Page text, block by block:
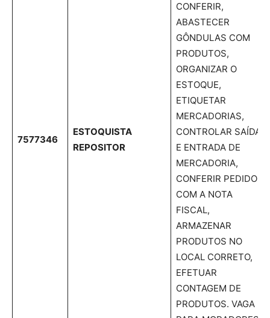
7577346
ESTOQUISTA
REPOSITOR
CONFERIR,
ABASTECER
GÔNDULAS COM
PRODUTOS,
ORGANIZAR O
ESTOQUE,
ETIQUETAR
MERCADORIAS,
CONTROLAR SAÍDA
E ENTRADA DE
MERCADORIA,
CONFERIR PEDIDO
COM A NOTA
FISCAL,
ARMAZENAR
PRODUTOS NO
LOCAL CORRETO,
EFETUAR
CONTAGEM DE
PRODUTOS. VAGA